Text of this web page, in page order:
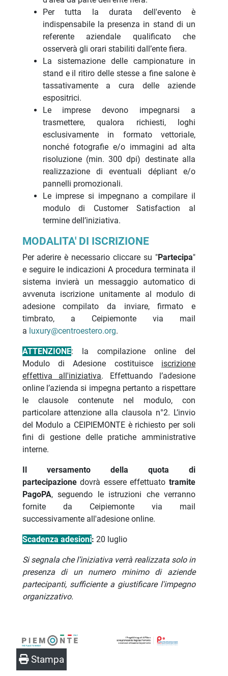
Per tutta la durata dell'evento è
indispensabile la presenza in stand di un
referente aziendale qualificato che
osserverà gli orari stabiliti dall’ente fiera.
La sistemazione delle campionature in
stand e il ritiro delle stesse a fine salone è
tassativamente a cura delle aziende
espositrici.
Le imprese devono impegnarsi a
trasmettere, qualora richiesti, loghi
esclusivamente in formato vettoriale,
nonché fotografie e/o immagini ad alta
risoluzione (min. 300 dpi) destinate alla
realizzazione di eventuali dépliant e/o
pannelli promozionali.
Le imprese si impegnano a compilare il
modulo di Customer Satisfaction al
termine dell’iniziativa.
MODALITA' DI ISCRIZIONE
Per aderire è necessario cliccare su "Partecipa"
e seguire le indicazioni A procedura terminata il
sistema invierà un messaggio automatico di
avvenuta iscrizione unitamente al modulo di
adesione compilato da inviare, firmato e
timbrato, a Ceipiemonte via mail
a luxury@centroestero.org.
ATTENZIONE: la compilazione online del
Modulo di Adesione costituisce iscrizione
effettiva all'iniziativa. Effettuando l’adesione
online l’azienda si impegna pertanto a rispettare
le clausole contenute nel modulo, con
particolare attenzione alla clausola n°2. L’invio
del Modulo a CEIPIEMONTE è richiesto per soli
fini di gestione delle pratiche amministrative
interne.
Il versamento della quota di
partecipazionedovrà essere effettuato tramite
PagoPA, seguendo le istruzioni che verranno
fornite da Ceipiemonte via mail
successivamente all'adesione online.
Scadenza adesioni: 20 luglio
Si segnala che l’iniziativa verrà realizzata solo in
presenza di un numero minimo di aziende
partecipanti, sufficiente a giustificare l'impegno
organizzativo.
Stampa